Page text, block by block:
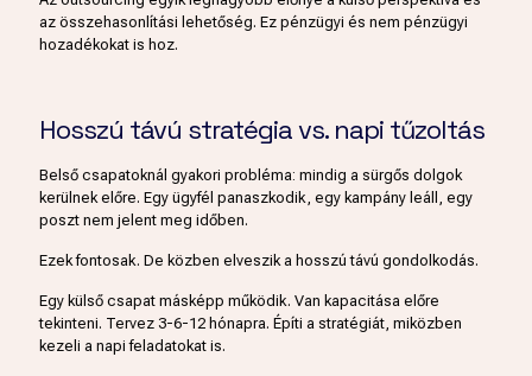
az összehasonlítási lehetőség. Ez pénzügyi és nem pénzügyi
hozadékokat is hoz.
Hosszú távú stratégia vs. napi tűzoltás
Belső csapatoknál gyakori probléma: mindig a sürgős dolgok
kerülnek előre. Egy ügyfél panaszkodik, egy kampány leáll, egy
poszt nem jelent meg időben.
Ezek fontosak. De közben elveszik a hosszú távú gondolkodás.
Egy külső csapat másképp működik. Van kapacitása előre
tekinteni. Tervez 3-6-12 hónapra. Építi a stratégiát, miközben
kezeli a napi feladatokat is.